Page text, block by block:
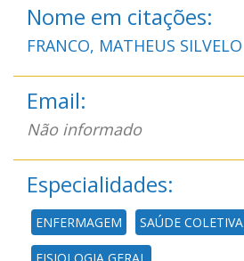
Nome em citações:
FRANCO, MATHEUS SILVELO
Email:
Não informado
Especialidades:
ENFERMAGEM SAÚDE COLETIVA